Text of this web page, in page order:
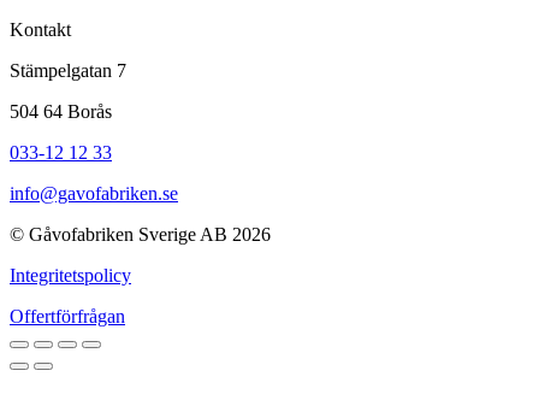
Kontakt
Stämpelgatan 7
504 64 Borås
033-12 12 33
info@gavofabriken.se
© Gåvofabriken Sverige AB 2026
Integritetspolicy
Offertförfrågan